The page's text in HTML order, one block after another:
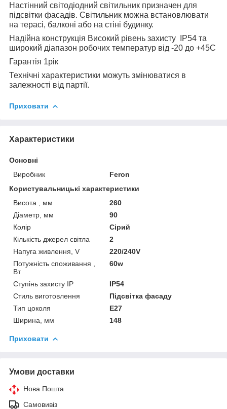
Настінний світодіодний світильник призначен для
підсвітки фасадів. Світильник можна встановлювати
на терасі, балконі або на стіні будинку.
Надійна конструкція Високий рівень захисту IP54 та
широкий діапазон робочих температур від -20 до +45С
Гарантія 1рік
Технічні характеристики можуть змінюватися в
залежності від партії.
Приховати
Характеристики
Основні
Виробник
Feron
Користувальницькі характеристики
Висота , мм
260
Діаметр, мм
90
Колір
Сірий
Кількість джерел світла
2
Напуга живлення, V
220/240V
Потужність споживання ,
Вт
60w
Ступінь захисту IP
IP54
Стиль виготовлення
Підсвітка фасаду
Тип цоколя
E27
Ширина, мм
148
Приховати
Умови доставки
Нова Пошта
Самовивіз